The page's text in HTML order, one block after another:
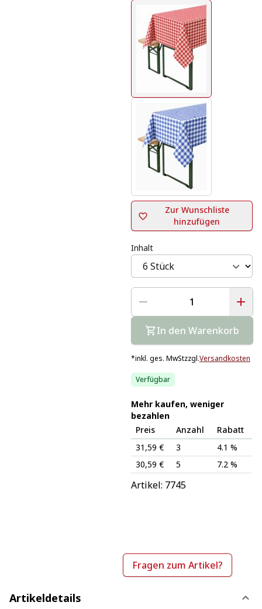
Zur Wunschliste
hinzufügen
Inhalt
In den Warenkorb
*inkl. ges. MwStzzgl.Versandkosten
Verfügbar
Mehr kaufen, weniger
bezahlen
Preis
Anzahl
Rabatt
31,59 €
3
4.1 %
30,59 €
5 7.2 %
Artikel: 7745
Fragen zum Artikel?
Artikeldetails